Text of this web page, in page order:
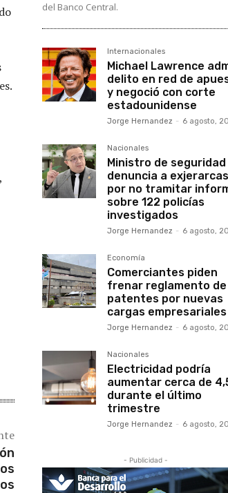
del Banco Central.
Internacionales
Michael Lawrence
delito en red de
y negoció con corte
estadounidense
Jorge Hernandez - 6 agosto,
Nacionales
Ministro de seguridad
denuncia a exjerarcas
por no tramitar
sobre 122 policías
investigados
Jorge Hernandez - 6 agosto,
Economía
Comerciantes piden
frenar reglamento de
patentes por nuevas
cargas empresariales
Jorge Hernandez - 6 agosto,
Nacionales
Electricidad podría
aumentar cerca de
durante el último
trimestre
Jorge Hernandez - 6 agosto,
- Publicidad -